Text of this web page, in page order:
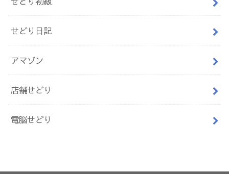
せどり日記
アマゾン
店舗せどり
電脳せどり